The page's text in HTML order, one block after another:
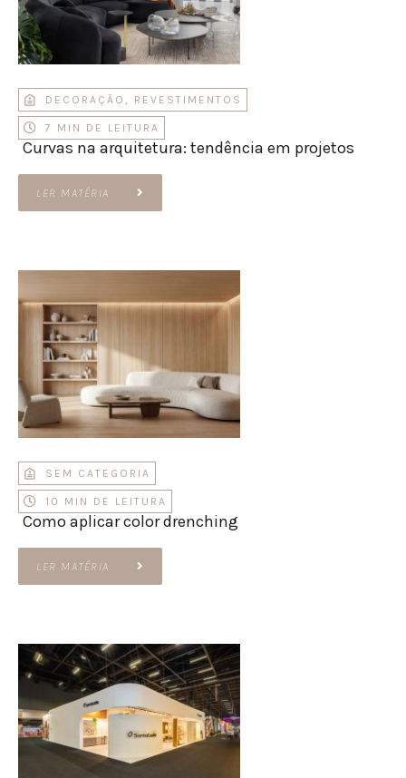
DECORAÇÃO , REVESTIMENTOS
7 MIN DE LEITURA
Curvas na arquitetura: tendência em projetos
LER MATÉRIA
SEM CATEGORIA
10 MIN DE LEITURA
Como aplicar color drenching
LER MATÉRIA